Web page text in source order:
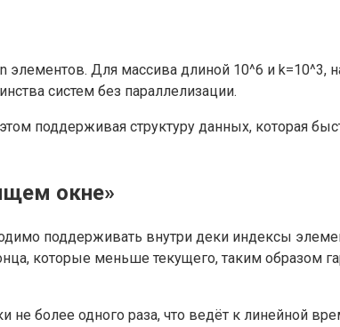
Для массива длиной 10^6 и k=10^3,
систем без параллелизации.
поддерживая структуру данных, которая
окне»
поддерживать внутри деки индексы
которые меньше текущего, таким образом
не более одного раза, что ведёт к линейной